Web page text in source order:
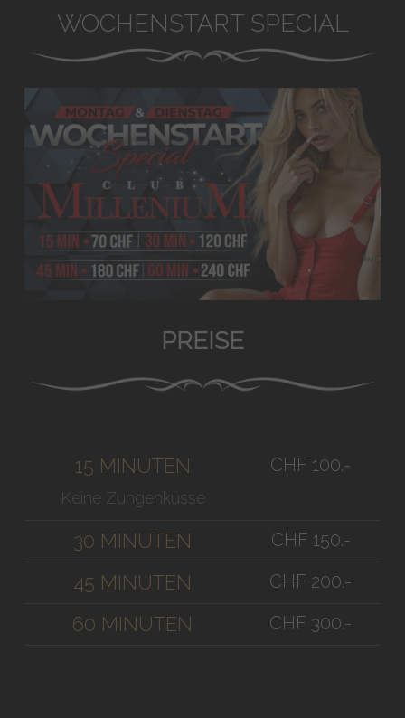
WOCHENSTART SPECIAL
PREISE
15 MINUTEN
Keine Zungenküsse
CHF 100.-
30 MINUTEN CHF 150.-
45 MINUTEN CHF 200.-
60 MINUTEN CHF 300.-